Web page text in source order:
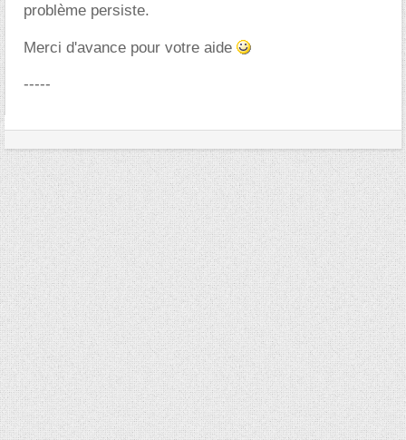
problème persiste.
Merci d'avance pour votre aide
-----